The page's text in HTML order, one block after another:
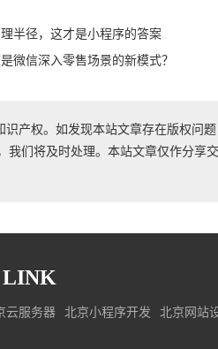
半径，这才是小程序的答案
微信深入零售场景的新模式？
识产权。如发现本站文章存在版权问
我们将及时处理。本站文章仅作分
LINK
云服务器 北京小程序开发 北京网站